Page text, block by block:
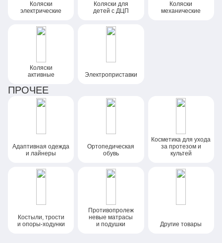
Коляски
электрические
Коляски для
детей с ДЦП
Коляски
механические
Коляски
активные
Электроприставки
ПРОЧЕЕ
Адаптивная одежда
и лайнеры
Ортопедическая
обувь
Косметика для ухода
за протезом и
культей
Костыли, трости
и опоры-ходунки
Противопролеж
невые матрасы
и подушки
Другие товары